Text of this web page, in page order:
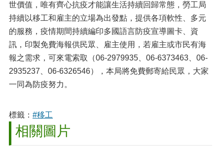
世價值，唯有齊心抗疫才能讓生活持續回歸常態，勞工局
持續以移工和雇主的立場為出發點，提供各項軟性、多元
的服務，疫情期間持續編印多國語言防疫宣導圖卡、資
訊，印製免費海報供民眾、雇主使用，若雇主或市民有海
報之需求，可來電索取（06-2979935、06-6373463、06-
2935237、06-6326546），本局將免費郵寄給民眾，大家
一同為防疫努力。
標籤： #移工
相關圖片